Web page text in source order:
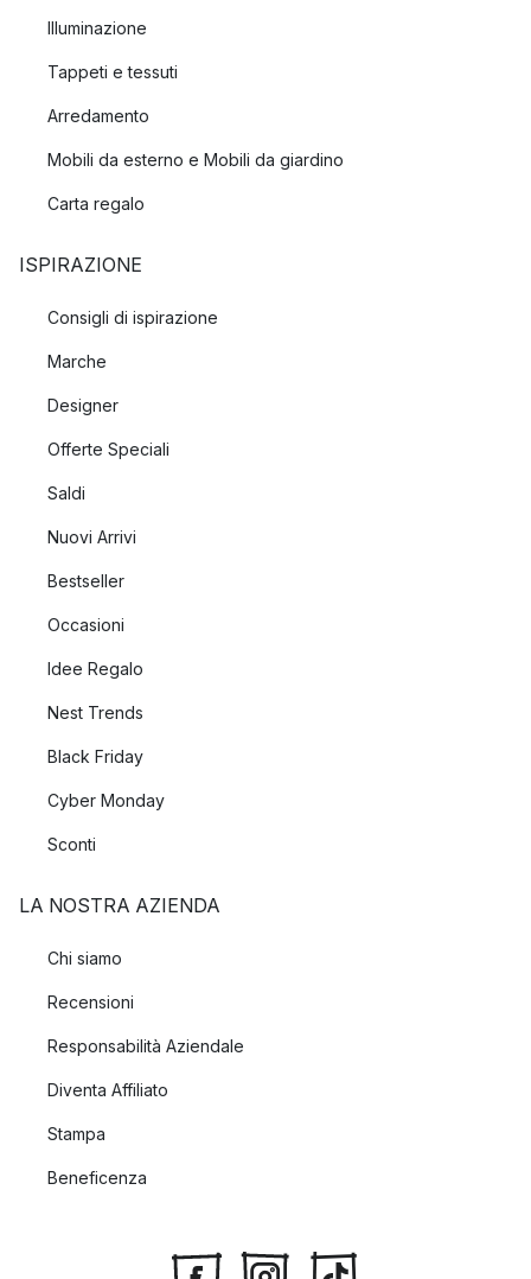
Illuminazione
Tappeti e tessuti
Arredamento
Mobili da esterno e Mobili da giardino
Carta regalo
ISPIRAZIONE
Consigli di ispirazione
Marche
Designer
Offerte Speciali
Saldi
Nuovi Arrivi
Bestseller
Occasioni
Idee Regalo
Nest Trends
Black Friday
Cyber Monday
Sconti
LA NOSTRA AZIENDA
Chi siamo
Recensioni
Responsabilità Aziendale
Diventa Affiliato
Stampa
Beneficenza